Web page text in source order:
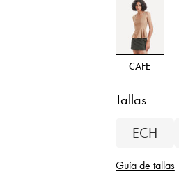
CAFE
Tallas
ECH
Guía de tallas